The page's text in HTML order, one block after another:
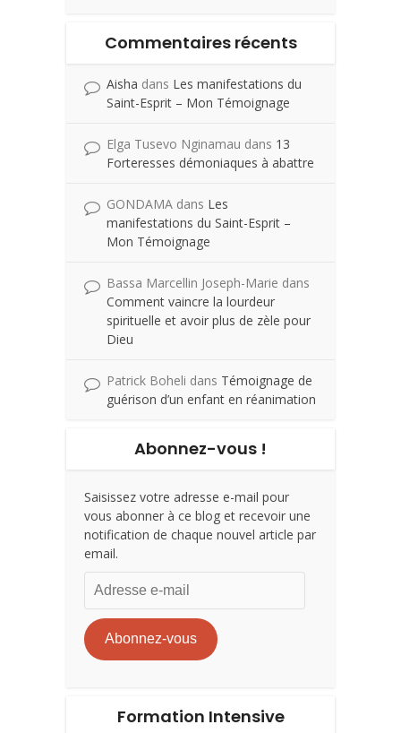
Commentaires récents
Aisha dans Les manifestations du
Saint-Esprit – Mon Témoignage
Elga Tusevo Nginamau dans 13
Forteresses démoniaques à abattre
GONDAMA dans Les
manifestations du Saint-Esprit –
Mon Témoignage
Bassa Marcellin Joseph-Marie dans
Comment vaincre la lourdeur
spirituelle et avoir plus de zèle pour
Dieu
Patrick Boheli dans Témoignage de
guérison d’un enfant en réanimation
Abonnez-vous !
Saisissez votre adresse e-mail pour
vous abonner à ce blog et recevoir une
notification de chaque nouvel article par
email.
e-
mail
Abonnez-vous
Formation Intensive